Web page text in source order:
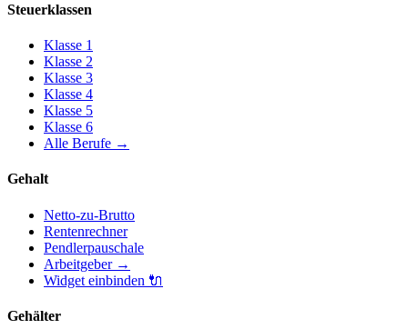
Steuerklassen
Klasse 1
Klasse 2
Klasse 3
Klasse 4
Klasse 5
Klasse 6
Alle Berufe →
Gehalt
Netto-zu-Brutto
Rentenrechner
Pendlerpauschale
Arbeitgeber→
Widget einbinden 🔌
Gehälter